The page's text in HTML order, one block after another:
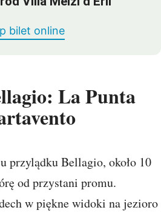
bilet online
La Punta
przylądku Bellagio, około 10
od przystani promu.
w piękne widoki na jezioro